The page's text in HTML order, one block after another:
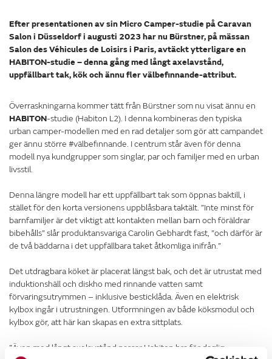
Efter presentationen av sin Micro Camper-studie på Caravan
Salon i Düsseldorf i augusti 2023 har nu Bürstner, på mässan
Salon des Véhicules de Loisirs i Paris, avtäckt ytterligare en
HABITON-studie – denna gång med långt axelavstånd,
uppfällbart tak, kök och ännu fler välbefinnande-attribut.
Överraskningarna kommer tätt från Bürstner som nu visat ännu en
HABITON-studie (Habiton L2). I denna kombineras den typiska
urban camper-modellen med en rad detaljer som gör att campandet
ger ännu större #välbefinnande. I centrum står även för denna
modell nya kundgrupper som singlar, par och familjer med en urban
livsstil.
Denna längre modell har ett uppfällbart tak som öppnas baktill, i
stället för den korta versionens uppblåsbara taktält. ”Inte minst för
barnfamiljer är det viktigt att kontakten mellan barn och föräldrar
bibehålls” slår produktansvariga Carolin Gebhardt fast, ”och därför är
de två bäddarna i det uppfällbara taket åtkomliga inifrån.”
Det utdragbara köket är placerat längst bak, och det är utrustat med
induktionshäll och diskho med rinnande vatten samt
förvaringsutrymmen – inklusive besticklåda. Även en elektrisk
kylbox ingår i utrustningen. Utformningen av både köksmodul och
kylbox gör, att här kan skapas en extra sittplats.
”Även med långt axelavstånd passar Habiton bra för daglig